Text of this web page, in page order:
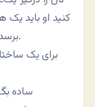
تا به سرعت برنامه‌نویسان Winsock برسد.